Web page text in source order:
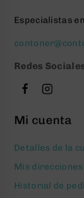
Especialistas
Redes
Mi cuenta
Detalles de la
Mis direcciones
Historial de